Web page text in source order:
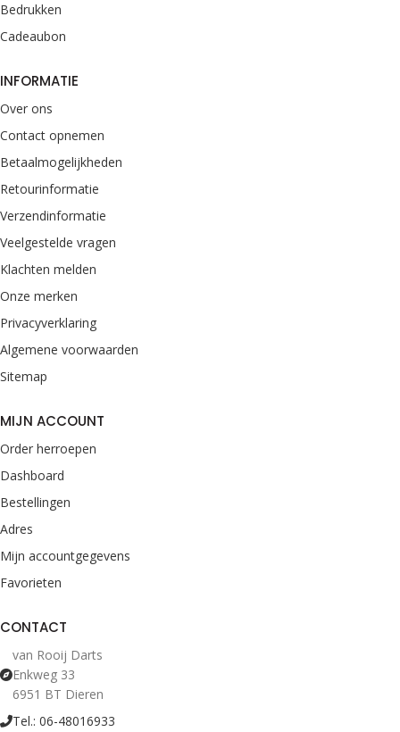
Bedrukken
Cadeaubon
INFORMATIE
Over ons
Contact opnemen
Betaalmogelijkheden
Retourinformatie
Verzendinformatie
Veelgestelde vragen
Klachten melden
Onze merken
Privacyverklaring
Algemene voorwaarden
Sitemap
MIJN ACCOUNT
Order herroepen
Dashboard
Bestellingen
Adres
Mijn accountgegevens
Favorieten
CONTACT
van Rooij Darts
Enkweg 33
6951 BT Dieren
Tel.: 06-48016933